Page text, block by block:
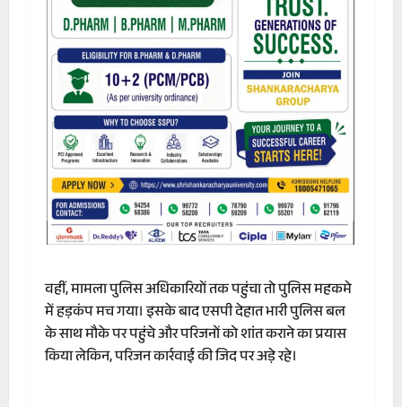
वहीं, मामला पुलिस अधिकारियों तक पहुंचा तो पुलिस महकमे
में हड़कंप मच गया। इसके बाद एसपी देहात भारी पुलिस बल
के साथ मौके पर पहुंचे और परिजनों को शांत कराने का प्रयास
किया लेकिन, परिजन कार्रवाई की जिद पर अड़े रहे।